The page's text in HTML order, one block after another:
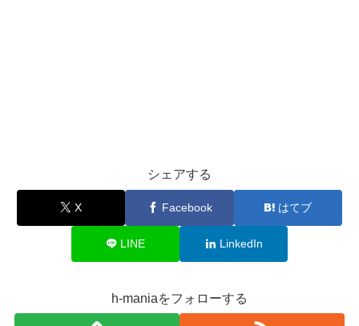
シェアする
X Facebook はてブ
LINE LinkedIn
h-maniaをフォローする